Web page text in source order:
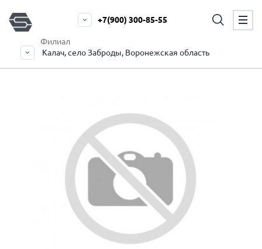
Филиал
Калач, село Заброды, Воронежская область
+7(900) 300-85-55